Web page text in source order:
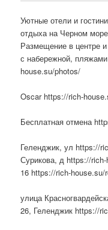
Уютные отели и
отдыха на Черном
Размещение в центре
с набережной,
house.su/photos/
Oscar https://rich-
Бесплатная отмена
Геленджик, ул https://
Сурикова, д https://
16 https://rich-house.su/
улица
26, Геленджик https://